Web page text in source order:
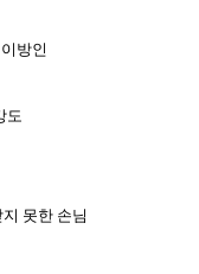
방인
도
못한 손님